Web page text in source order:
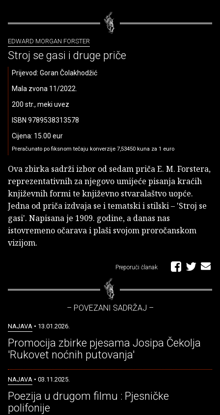
EDWARD MORGAN FORSTER
Stroj se gasi i druge priče
Prijevod: Goran Čolakhodžić
Mala zvona 11/2022.
200 str., meki uvez
ISBN 9789538313578
Cijena: 15.00 eur
Preračunato po fiksnom tečaju konverzije 7,53450 kuna za 1 euro
Ova zbirka sadrži izbor od sedam priča E. M. Forstera,
reprezentativnih za njegovo umijeće pisanja kraćih
književnih formi te književno stvaralaštvo uopće.
Jedna od priča izdvaja se i tematski i stilski – 'Stroj se
gasi'. Napisana je 1909. godine, a danas nas
istovremeno očarava i plaši svojom proročanskom
vizijom.
Preporuči članak
– POVEZANI SADRŽAJ –
NAJAVA • 13.01.2026.
Promocija zbirke pjesama Josipa Čekolja
'Rukovet noćnih putovanja'
NAJAVA • 03.11.2025.
Poezija u drugom filmu : Pjesničke
polifonije